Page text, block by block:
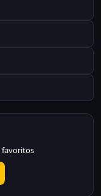
favoritos